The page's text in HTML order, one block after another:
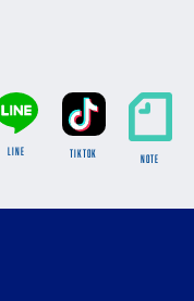
LINE TikTok NOTE